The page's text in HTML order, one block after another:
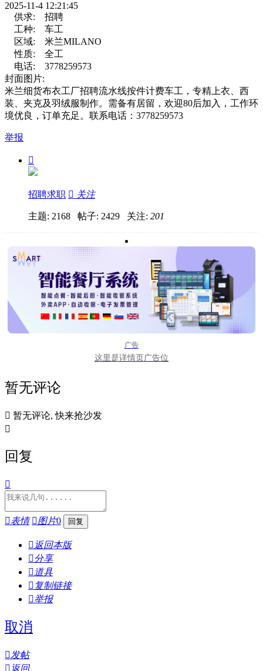
2025-11-4 12:21:45
供求:
招聘
工种:
车工
区域:
米兰MILANO
性质:
全工
电话:
3778259573
封面图片:
米兰细货布衣工厂招聘流水线按件计费车工，专精上衣、西
装、夹克及羽绒服制作。需备有居留，欢迎80后加入，工作环
境优良，订单充足。联系电话：3778259573
举报

招聘求职  关注
主题: 2168 帖子: 2429 关注: 201
广告
这里是详情页广告位
暂无评论
 暂无评论, 快来抢沙发

回复

表情 图片0
 返回本版
分享
 道具
 复制链接
举报
取消
发帖
 返回